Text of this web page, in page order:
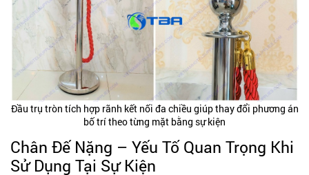
Đầu trụ tròn tích hợp rãnh kết nối đa chiều giúp thay đổi phương án
bố trí theo từng mặt bằng sự kiện
Chân Đế Nặng – Yếu Tố Quan Trọng Khi
Sử Dụng Tại Sự Kiện